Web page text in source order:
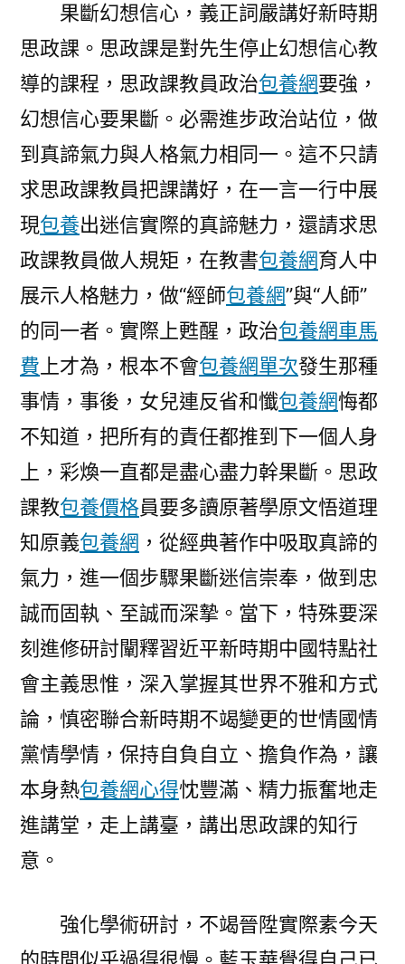
果斷幻想信心，義正詞嚴講好新時期
思政課。思政課是對先生停止幻想信心教
導的課程，思政課教員政治包養網要強，
幻想信心要果斷。必需進步政治站位，做
到真諦氣力與人格氣力相同一。這不只請
求思政課教員把課講好，在一言一行中展
現包養出迷信實際的真諦魅力，還請求思
政課教員做人規矩，在教書包養網育人中
展示人格魅力，做“經師包養網”與“人師”
的同一者。實際上甦醒，政治包養網車馬
費 上才為，根本不會包養網單次發生那種
事情，事後，女兒連反省和懺包養網悔都
不知道，把所有的責任都推到下一個人身
上，彩煥一直都是盡心盡力幹果斷。思政
課教包養價格員要多讀原著學原文悟道理
知原義包養網 ，從經典著作中吸取真諦的
氣力，進一個步驟果斷迷信崇奉，做到忠
誠而固執、至誠而深摯。當下，特殊要深
刻進修研討闡釋習近平新時期中國特點社
會主義思惟，深入掌握其世界不雅和方式
論，慎密聯合新時期不竭變更的世情國情
黨情學情，保持自負自立、擔負作為，讓
本身熱包養網心得忱豐滿、精力振奮地走
進講堂，走上講臺，講出思政課的知行
意。
強化學術研討，不竭晉陞實際素今天